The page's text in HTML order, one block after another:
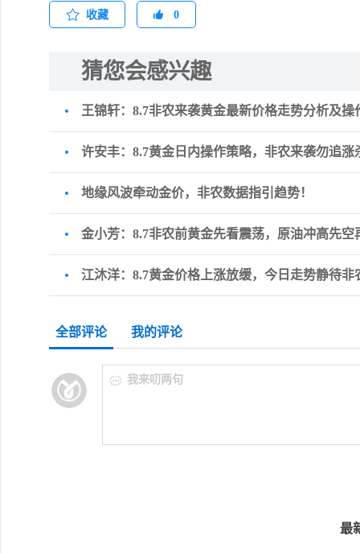
收藏 0
猜您会感兴趣
王锦轩：8.7非农来袭黄金最新价格走势分析及操
许安丰：8.7黄金日内操作策略，非农来袭勿追涨
地缘风波牵动金价，非农数据指引趋势！
金小芳：8.7非农前黄金先看震荡，原油冲高先空
江沐洋：8.7黄金价格上涨放缓，今日走势静待非
全部评论 我的评论
我来叨两句
最